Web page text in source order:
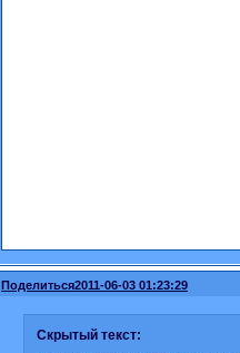
Поделиться2011-06-03 01:23:29
Скрытый текст: